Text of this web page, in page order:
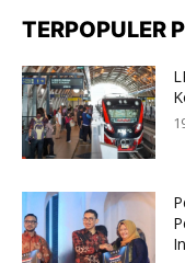
TERPOPULER